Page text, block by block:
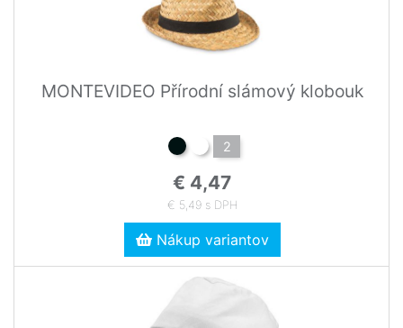
MONTEVIDEO Přírodní slámový klobouk
2
€ 4,47
€ 5,49 s DPH
Nákup variantov